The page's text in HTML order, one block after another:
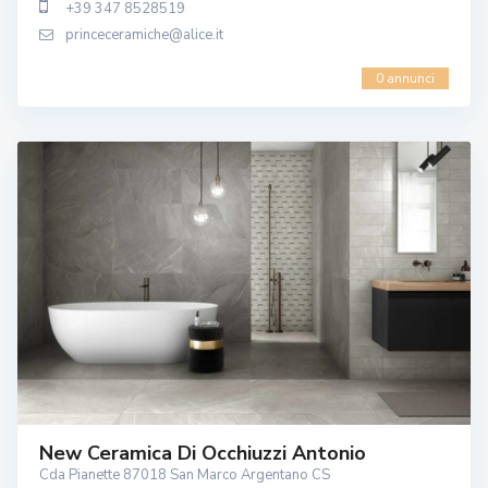
+39 347 8528519
princeceramiche@alice.it
0 annunci
New Ceramica Di Occhiuzzi Antonio
Cda Pianette 87018 San Marco Argentano CS